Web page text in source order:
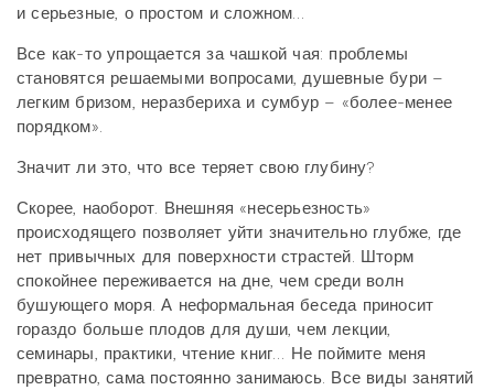
и серьезные, о простом и сложном…
Все как-то упрощается за чашкой чая: проблемы
становятся решаемыми вопросами, душевные бури –
легким бризом, неразбериха и сумбур – «более-менее
порядком».
Значит ли это, что все теряет свою глубину?
Скорее, наоборот. Внешняя «несерьезность»
происходящего позволяет уйти значительно глубже, где
нет привычных для поверхности страстей. Шторм
спокойнее переживается на дне, чем среди волн
бушующего моря. А неформальная беседа приносит
гораздо больше плодов для души, чем лекции,
семинары, практики, чтение книг… Не поймите меня
превратно, сама постоянно занимаюсь. Все виды занятий